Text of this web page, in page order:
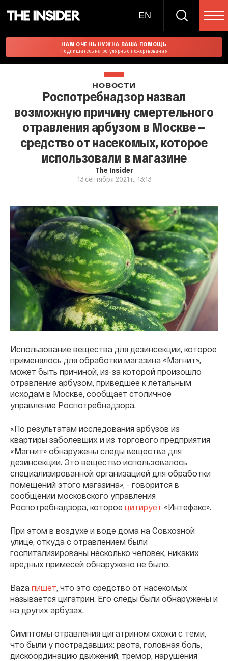
EN
НАМ ОЧЕНЬ НУЖНА ВАША ПОМОЩЬ
Подпишитесь на регулярные пожертвования
НОВОСТИ
Роспотребнадзор назвал
возможную причину смертельного
отравления арбузом в Москве —
средство от насекомых, которое
использовали в магазине
The Insider
13 сентября 2021 г., 13:13
Использование вещества для дезинсекции, которое
применялось для обработки магазина «Магнит»,
может быть причиной, из-за которой произошло
отравление арбузом, приведшее к летальным
исходам в Москве, сообщает столичное
управление Роспотребнадзора.
«По результатам исследования арбузов из
квартиры заболевших и из торгового предприятия
«Магнит» обнаружены следы вещества для
дезинсекции. Это вещество использовалось
специализированной организацией для обработки
помещений этого магазина», - говорится в
сообщении московского управления
Роспотребнадзора, которое цитирует «Интефакс».
При этом в воздухе и воде дома на Совхозной
улице, откуда с отравлением были
госпитализированы несколько человек, никаких
вредных примесей обнаружено не было.
Baza пишет , что это средство от насекомых
называется цигатрин. Его следы были обнаружены и
на других арбузах.
Симптомы отравления цигатрином схожи с теми,
что были у пострадавших: рвота, головная боль,
дискоординацию движений, тремор, нарушения